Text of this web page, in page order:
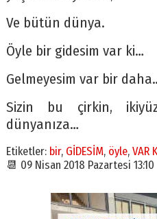
Ve bütün dünya.
Öyle bir gidesim var ki…
Gelmeyesim var bir
Sizin bu çirkin,
dünyanıza…
Etiketler: bir, GİDESİM, öyle, VAR
📆 09 Nisan 2018 Pazartesi